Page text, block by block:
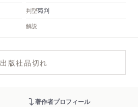
判型菊判
解説
出版社品切れ
著作者プロフィール